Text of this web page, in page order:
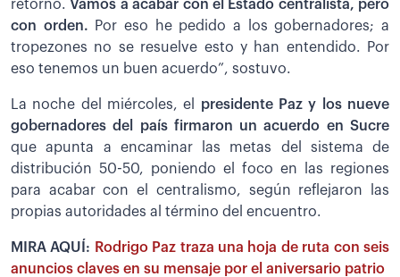
retorno. Vamos a acabar con el Estado centralista, pero
con orden. Por eso he pedido a los gobernadores; a
tropezones no se resuelve esto y han entendido. Por
eso tenemos un buen acuerdo”, sostuvo.
La noche del miércoles, el presidente Paz y los nueve
gobernadores del país firmaron un acuerdo en Sucre
que apunta a encaminar las metas del sistema de
distribución 50-50, poniendo el foco en las regiones
para acabar con el centralismo, según reflejaron las
propias autoridades al término del encuentro.
MIRA AQUÍ: Rodrigo Paz traza una hoja de ruta con seis
anuncios claves en su mensaje por el aniversario patrio